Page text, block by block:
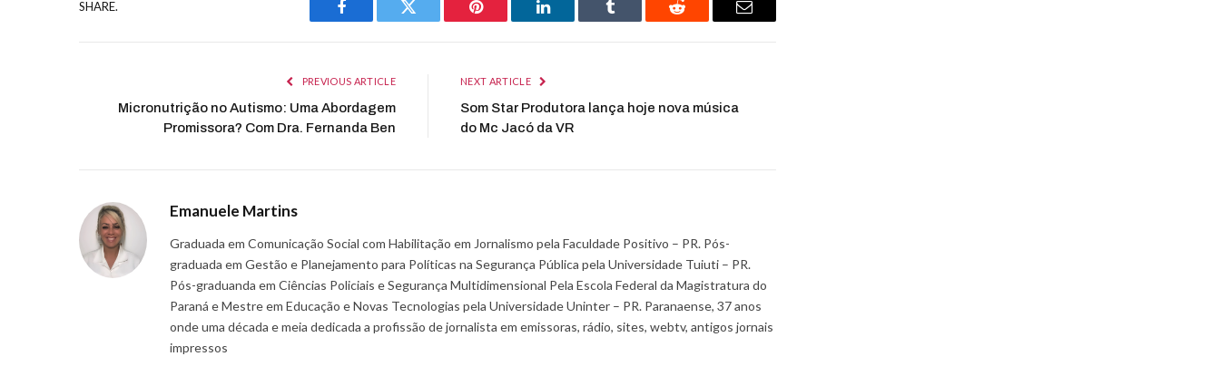
SHARE.
Facebook Twitter Pinterest LinkedIn Tumblr Reddit Email
PREVIOUS ARTICLE
Micronutrição no Autismo: Uma Abordagem
Promissora? Com Dra. Fernanda Ben
NEXT ARTICLE
Som Star Produtora lança hoje nova música
do Mc Jacó da VR
Emanuele Martins
Graduada em Comunicação Social com Habilitação em Jornalismo pela Faculdade Positivo – PR. Pós-
graduada em Gestão e Planejamento para Políticas na Segurança Pública pela Universidade Tuiuti – PR.
Pós-graduanda em Ciências Policiais e Segurança Multidimensional Pela Escola Federal da Magistratura do
Paraná e Mestre em Educação e Novas Tecnologias pela Universidade Uninter – PR. Paranaense, 37 anos
onde uma década e meia dedicada a profissão de jornalista em emissoras, rádio, sites, webtv, antigos jornais
impressos